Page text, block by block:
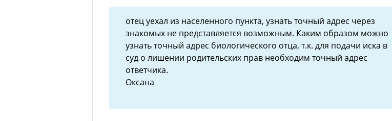
отец уехал из населенного пункта, узнать точный адрес через
знакомых не представляется возможным. Каким образом можно
узнать точный адрес биологического отца, т.к. для подачи иска в
суд о лишении родительских прав необходим точный адрес
ответчика.
Оксана